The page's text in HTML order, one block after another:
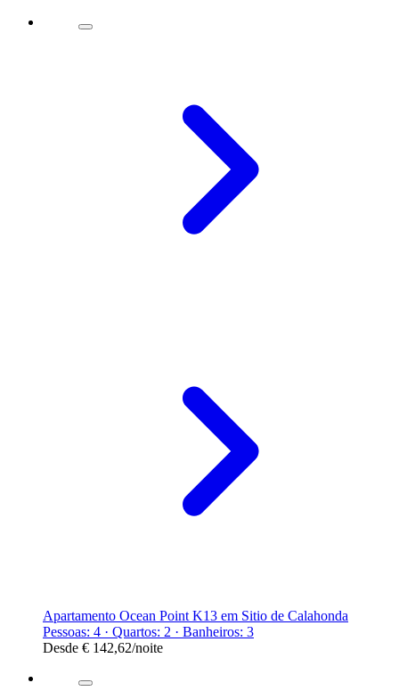
Apartamento Ocean Point K13 em Sitio de Calahonda
Pessoas: 4 · Quartos: 2 · Banheiros: 3
Desde € 142,62/noite